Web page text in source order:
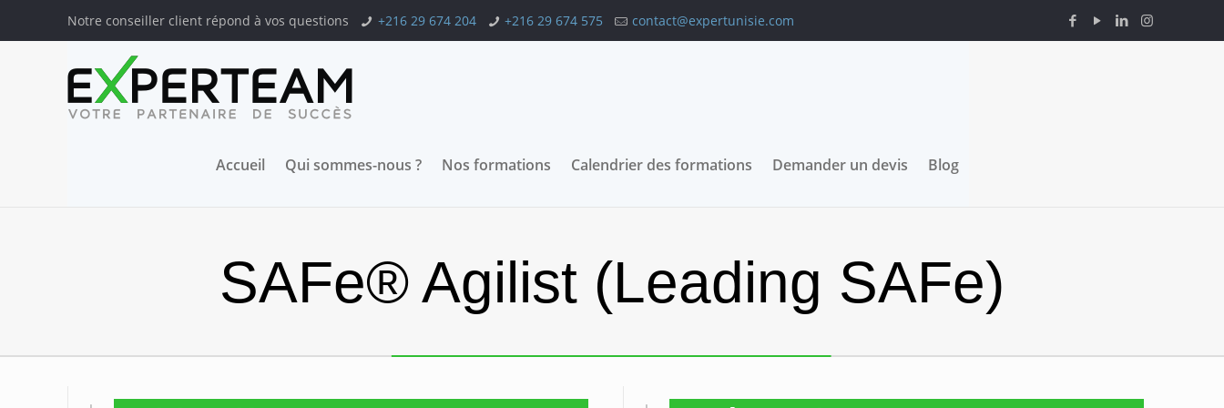
Notre conseiller client répond à vos questions +216 29 674 204 +216 29 674 575 contact@expertunisie.com
Accueil Qui sommes-nous ? Nos formations Calendrier des formations Demander un devis Blog
SAFe® Agilist (Leading SAFe)